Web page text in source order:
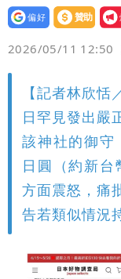
像」 憤
最新風
標準
以色列
設為
贊助
我
2026/05/11 12:50
【記者林欣
日罕見發出嚴
該神社的御守
日圓（約新
方面震怒，痛
告若類似情況